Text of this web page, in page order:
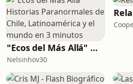
"Ecos del Más Allá" Historias Paranormales de Chile, Latinoamérica y el mundo en 3 minutos
Nelsinhov30